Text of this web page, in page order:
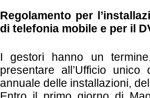
Regolamento per
di telefonia mobile e per il
I gestori hanno un
presentare all’Ufficio
annuale delle installazioni,